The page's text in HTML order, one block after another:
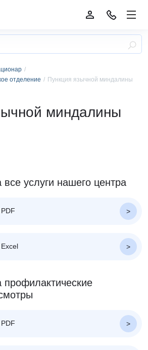
отделение
Пункция язычной миндалины
миндалины
все услуги нашего центра
профилактические